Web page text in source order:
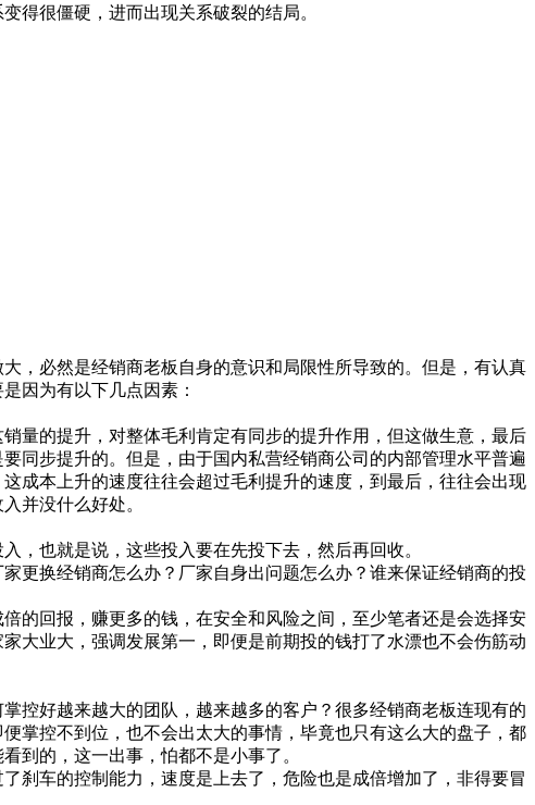
得很僵硬，进而出现关系破裂的结局。
必然是经销商老板自身的意识和局限性所导致的。但是，有认真
因为有以下几点因素：
的提升，对整体毛利肯定有同步的提升作用，但这做生意，最后
同步提升的。但是，由于国内私营经销商公司的内部管理水平普遍
成本上升的速度往往会超过毛利提升的速度，到最后，往往会出现
并没什么好处。
也就是说，这些投入要在先投下去，然后再回收。
换经销商怎么办？厂家自身出问题怎么办？谁来保证经销商的投
回报，赚更多的钱，在安全和风险之间，至少笔者还是会选择安
大业大，强调发展第一，即便是前期投的钱打了水漂也不会伤筋动
好越来越大的团队，越来越多的客户？很多经销商老板连现有的
掌控不到位，也不会出太大的事情，毕竟也只有这么大的盘子，都
到的，这一出事，怕都不是小事了。
车的控制能力，速度是上去了，危险也是成倍增加了，非得要冒